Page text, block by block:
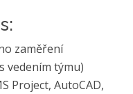
zaměření
vedením týmu)
Project, AutoCAD,